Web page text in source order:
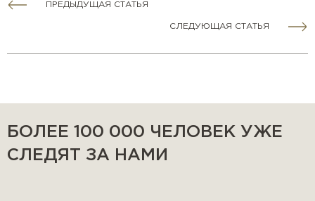
ПРЕДЫДУЩАЯ СТАТЬЯ
СЛЕДУЮЩАЯ СТАТЬЯ
БОЛЕЕ 100 000 ЧЕЛОВЕК УЖЕ
СЛЕДЯТ ЗА НАМИ